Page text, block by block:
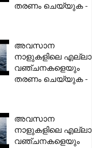
തരണം ചെയ്യുക -
അവസാന
നാളുകളിലെ എല്ലാ
വഞ്ചനകളെയും
തരണം ചെയ്യുക -
അവസാന
നാളുകളിലെ എല്ലാ
വഞ്ചനകളെയും